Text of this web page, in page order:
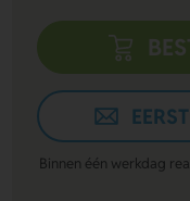
Binnen één werkdag